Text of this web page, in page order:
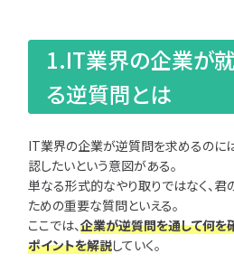
1.IT業界の企業が
る逆質問とは
IT業界の企業が逆質問を求めるのに
認したいという意図がある。
単なる形式的なやり取りではなく、君
ための重要な質問といえる。
ここでは、企業が逆質問を通して何を
ポイントを解説していく。